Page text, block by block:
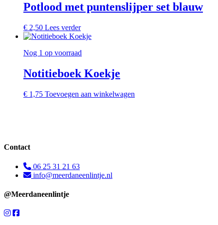
Potlood met puntenslijper set blauw
€ 2,50 Lees verder
Nog 1 op voorraad
Notitieboek Koekje
€ 1,75 Toevoegen aan winkelwagen
Contact
06 25 31 21 63
info@meerdaneenlintje.nl
@Meerdaneenlintje